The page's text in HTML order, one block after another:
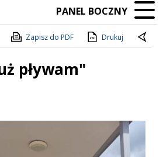
PANEL BOCZNY
Zapisz do PDF Drukuj
pływam"